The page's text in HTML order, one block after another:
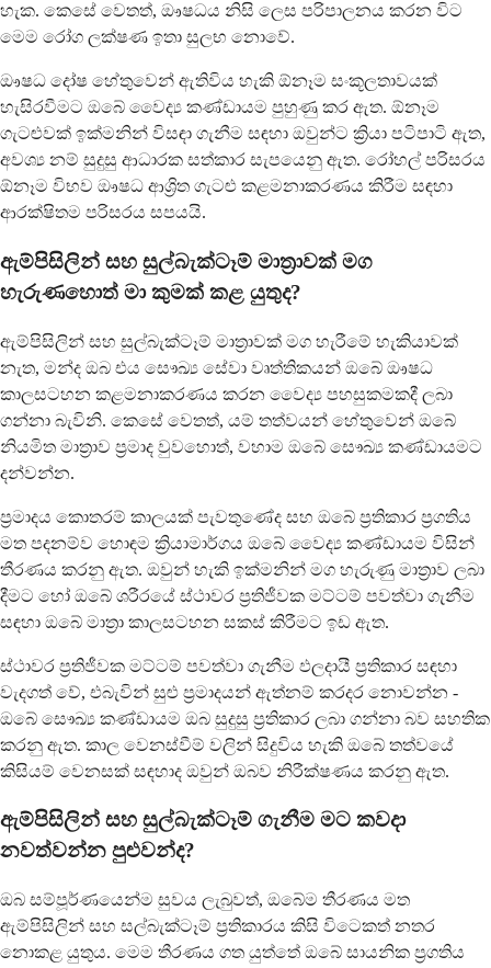
හැක. කෙසේ වෙතත්, ඖෂධය නිසි ලෙස පරිපාලනය කරන විට
මෙම රෝග ලක්ෂණ ඉතා සුලභ නොවේ.
ඖෂධ දෝෂ හේතුවෙන් ඇතිවිය හැකි ඕනෑම සංකූලතාවයක්
හැසිරවීමට ඔබේ වෛද්‍ය කණ්ඩායම පුහුණු කර ඇත. ඕනෑම
ගැටළුවක් ඉක්මනින් විසඳා ගැනීම සඳහා ඔවුන්ට ක්‍රියා පටිපාටි ඇත,
අවශ්‍ය නම් සුදුසු ආධාරක සත්කාර සැපයෙනු ඇත. රෝහල් පරිසරය
ඕනෑම විභව ඖෂධ ආශ්‍රිත ගැටළු කළමනාකරණය කිරීම සඳහා
ආරක්ෂිතම පරිසරය සපයයි.
ඇම්පිසිලින් සහ සුල්බැක්ටෑම් මාත්‍රාවක් මග
හැරුණහොත් මා කුමක් කළ යුතුද?
ඇම්පිසිලින් සහ සුල්බැක්ටෑම් මාත්‍රාවක් මග හැරීමේ හැකියාවක්
නැත, මන්ද ඔබ එය සෞඛ්‍ය සේවා වෘත්තිකයන් ඔබේ ඖෂධ
කාලසටහන කළමනාකරණය කරන වෛද්‍ය පහසුකමකදී ලබා
ගන්නා බැවිනි. කෙසේ වෙතත්, යම් තත්වයන් හේතුවෙන් ඔබේ
නියමිත මාත්‍රාව ප්‍රමාද වුවහොත්, වහාම ඔබේ සෞඛ්‍ය කණ්ඩායමට
දන්වන්න.
ප්‍රමාදය කොතරම් කාලයක් පැවතුණේද සහ ඔබේ ප්‍රතිකාර ප්‍රගතිය
මත පදනම්ව හොඳම ක්‍රියාමාර්ගය ඔබේ වෛද්‍ය කණ්ඩායම විසින්
තීරණය කරනු ඇත. ඔවුන් හැකි ඉක්මනින් මග හැරුණු මාත්‍රාව ලබා
දීමට හෝ ඔබේ ශරීරයේ ස්ථාවර ප්‍රතිජීවක මට්ටම් පවත්වා ගැනීම
සඳහා ඔබේ මාත්‍රා කාලසටහන සකස් කිරීමට ඉඩ ඇත.
ස්ථාවර ප්‍රතිජීවක මට්ටම් පවත්වා ගැනීම ඵලදායී ප්‍රතිකාර සඳහා
වැදගත් වේ, එබැවින් සුළු ප්‍රමාදයන් ඇත්නම් කරදර නොවන්න -
ඔබේ සෞඛ්‍ය කණ්ඩායම ඔබ සුදුසු ප්‍රතිකාර ලබා ගන්නා බව සහතික
කරනු ඇත. කාල වෙනස්වීම් වලින් සිදුවිය හැකි ඔබේ තත්වයේ
කිසියම් වෙනසක් සඳහාද ඔවුන් ඔබව නිරීක්ෂණය කරනු ඇත.
ඇම්පිසිලින් සහ සුල්බැක්ටෑම් ගැනීම මට කවදා
නවත්වන්න පුළුවන්ද?
ඔබ සම්පූර්ණයෙන්ම සුවය ලැබුවත්, ඔබේම තීරණය මත
ඇම්පිසිලින් සහ සල්බැක්ටෑම් ප්‍රතිකාරය කිසි විටෙකත් නතර
නොකළ යුතුය. මෙම තීරණය ගත යුත්තේ ඔබේ සායනික ප්‍රගතිය